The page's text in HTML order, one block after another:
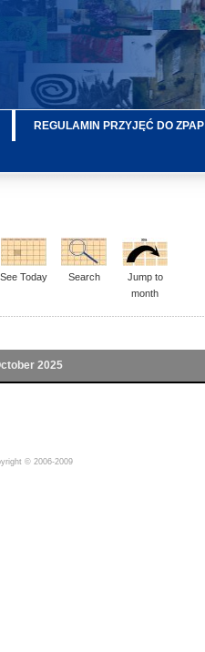
REGULAMIN PRZYJĘĆ DO ZPAP
See Today Search
Jump to
month
2025
© 2006-2009